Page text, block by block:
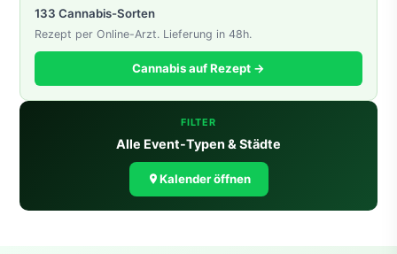
133 Cannabis-Sorten
Rezept per Online-Arzt. Lieferung in 48h.
Cannabis auf Rezept →
FILTER
Alle Event-Typen & Städte
Kalender öffnen